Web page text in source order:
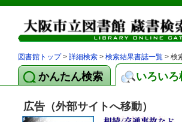
図書館トップ> 詳細検索 > 検索結果書誌一覧 > 検
かんたん検索 いろいろ
広告（外部サイトへ移動）